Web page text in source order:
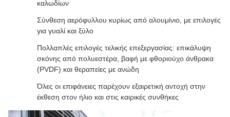
καλωδίων
Σύνθεση αερόφυλλου κυρίως από αλουμίνιο, με επιλογές
για γυαλί και ξύλο
Πολλαπλές επιλογές τελικής επεξεργασίας: επικάλυψη
σκόνης από πολυεστέρα, βαφή με φθοριούχο άνθρακα
(PVDF) και θεραπείες με ανώδη
Όλες οι επιφάνειες παρέχουν εξαιρετική αντοχή στην
έκθεση στον ήλιο και στις καιρικές συνθήκες